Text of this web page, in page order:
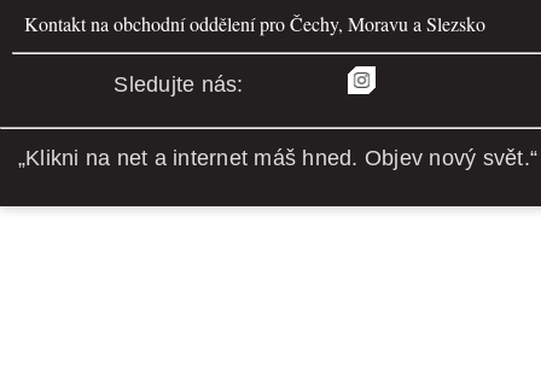
Kontakt na obchodní oddělení pro Čechy, Moravu a Slezsko
Sledujte nás:
„Klikni na net a internet máš hned. Objev nový svět.“